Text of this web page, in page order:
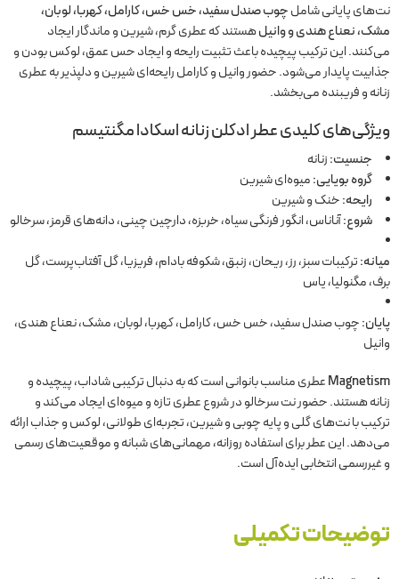
نت‌های پایانی شاملچوب صندل سفید، خس خس، کارامل، کهربا، لوبان،
مشک، نعناع هندی و وانیلهستند که عطری گرم، شیرین و ماندگار ایجاد
می‌کنند. این ترکیب پیچیده باعث تثبیت رایحه و ایجاد حس عمق، لوکس بودن و
جذابیت پایدار می‌شود. حضور وانیل و کارامل رایحه‌ای شیرین و دلپذیر به عطری
زنانه و فریبنده می‌بخشد.
ویژگی‌های کلیدی عطر ادکلن زنانه اسکادا مگنتیسم
جنسیت:زنانه
گروه بویایی:میوه‌ای شیرین
رایحه:خنک و شیرین
شروع:آناناس، انگور فرنگی سیاه، خربزه، دارچین چینی، دانه‌های قرمز، سرخالو
میانه:ترکیبات سبز، رز، ریحان، زنبق، شکوفه بادام، فریزیا، گل آفتاب‌پرست، گل
برف، مگنولیا، یاس
پایان:چوب صندل سفید، خس خس، کارامل، کهربا، لوبان، مشک، نعناع هندی،
وانیل
Magnetismعطری مناسب بانوانی است که به دنبال ترکیبی شاداب، پیچیده و
زنانه هستند. حضور نت سرخالو در شروع عطری تازه و میوه‌ای ایجاد می‌کند و
ترکیب با نت‌های گلی و پایه چوبی و شیرین، تجربه‌ای طولانی، لوکس و جذاب ارائه
می‌دهد. این عطر برای استفاده روزانه، مهمانی‌های شبانه و موقعیت‌های رسمی
و غیررسمی انتخابی ایده‌آل است.
توضیحات تکمیلی